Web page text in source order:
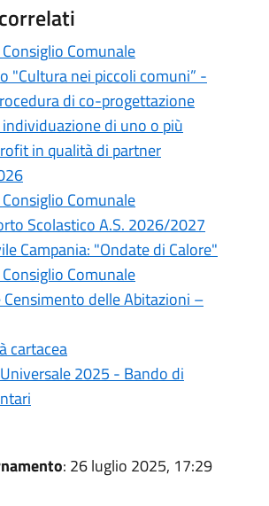
Comunale
"Cultura nei piccoli comuni” -
di co-progettazione
di uno o più
in qualità di partner
Comunale
Scolastico A.S. 2026/2027
Campania: "Ondate di Calore"
Comunale
delle Abitazioni –
cartacea
2025 - Bando di
: 26 luglio 2025, 17:29